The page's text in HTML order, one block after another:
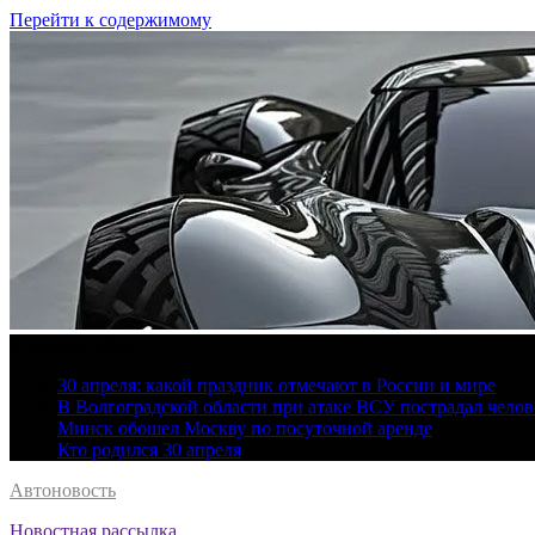
Перейти к содержимому
30 апреля: какой праздник отмечают в России и мире
В Волгоградской области при атаке ВСУ пострадал
Минск обошел Москву по посуточной аренде
Кто родился 30 апреля
Автоновость
Новостная рассылка